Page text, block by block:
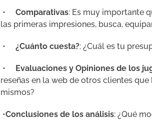
• Comparativas: Es muy importante
las primeras impresiones, busca,
• ¿Cuánto cuesta?: ¿Cuál es tu
• Evaluaciones y Opiniones de los
reseñas en la web de otros clientes
mismos?
•Conclusiones de los análisis: ¿Qué